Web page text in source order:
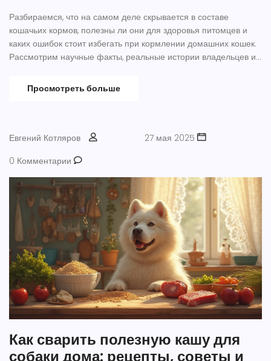
Разбираемся, что на самом деле скрывается в составе
кошачьих кормов, полезны ли они для здоровья питомцев и
каких ошибок стоит избегать при кормлении домашних кошек.
Рассмотрим научные факты, реальные истории владельцев и
кормлении. Узнаем, как выбрать правильное питание. Найдете
практические советы по уходу за своим пушистым другом.
Просмотреть больше
Евгений Котляров
27 мая 2025
0 Комментарии
Как сварить полезную кашу для
собаки дома: рецепты, советы и